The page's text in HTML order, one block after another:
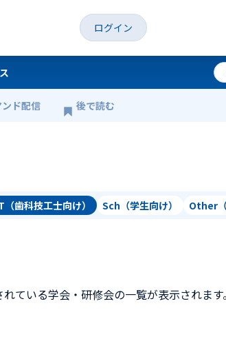
ログイン
ド配信 後で読む
（歯科技工士向け） Sch（学生向け） Other（
ている学会・研修会の一覧が表示されます。